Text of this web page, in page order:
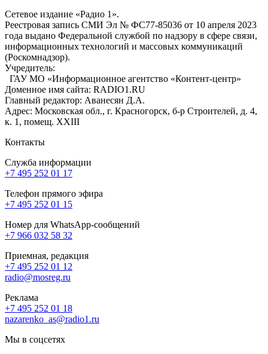
Сетевое издание «Радио 1».
Реестровая запись СМИ Эл № ФС77-85036 от 10 апреля 2023
года выдано Федеральной службой по надзору в сфере связи,
информационных технологий и массовых коммуникаций
(Роскомнадзор).
Учредитель:
ГАУ МО «Информационное агентство «Контент-центр»
Доменное имя сайта: RADIO1.RU
Главный редактор: Аванесян Д.А.
Адрес: Московская обл., г. Красногорск, б-р Строителей, д. 4,
к. 1, помещ. XXIII
Контакты
Служба информации
+7 495 252 01 17
Телефон прямого эфира
+7 495 252 01 15
Номер для WhatsApp-сообщений
+7 966 032 58 32
Приемная, редакция
+7 495 252 01 12
radio@mosreg.ru
Реклама
+7 495 252 01 18
nazarenko_as@radio1.ru
Мы в соцсетях